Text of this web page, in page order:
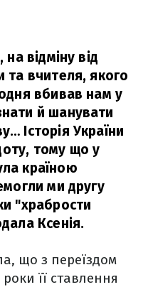
на відміну від
та вчителя, якого
вбивав нам у
й шанувати
Історія України
тому що у
країною
ми другу
"храбрости
Ксенія.
що з переїздом
її ставлення